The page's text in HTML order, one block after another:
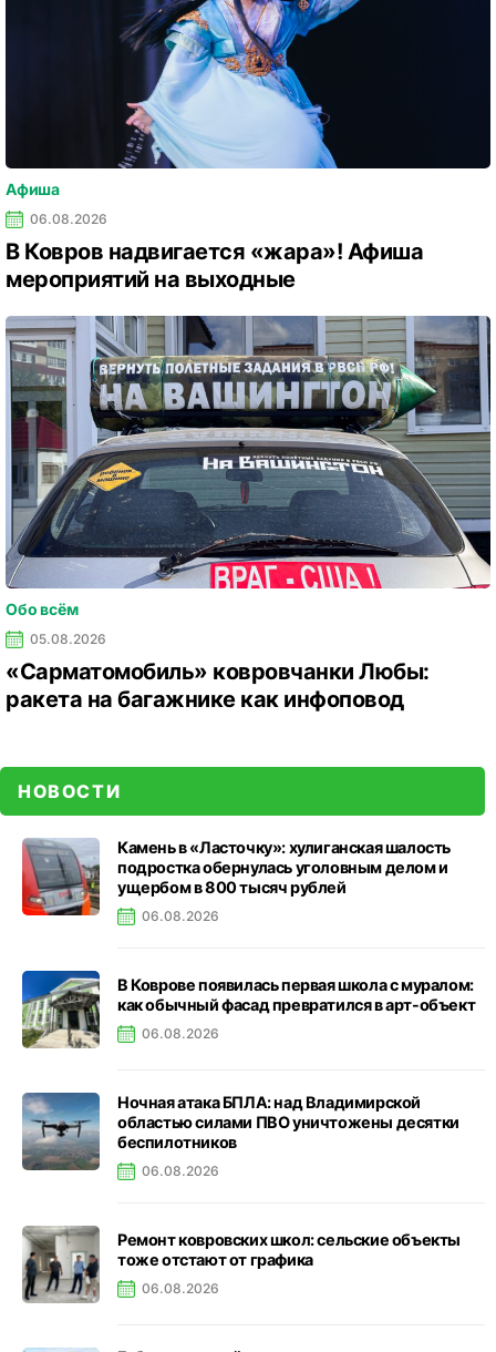
Афиша
06.08.2026
В Ковров надвигается «жара»! Афиша
мероприятий на выходные
Обо всём
05.08.2026
«Сарматомобиль» ковровчанки Любы:
ракета на багажнике как инфоповод
НОВОСТИ
Камень в «Ласточку»: хулиганская шалость
подростка обернулась уголовным делом и
ущербом в 800 тысяч рублей
06.08.2026
В Коврове появилась первая школа с муралом:
как обычный фасад превратился в арт-объект
06.08.2026
Ночная атака БПЛА: над Владимирской
областью силами ПВО уничтожены десятки
беспилотников
06.08.2026
Ремонт ковровских школ: сельские объекты
тоже отстают от графика
06.08.2026